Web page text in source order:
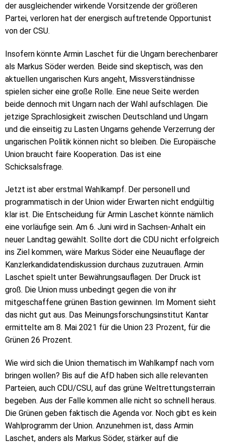
der ausgleichender wirkende Vorsitzende der größeren
Partei, verloren hat der energisch auftretende Opportunist
von der CSU.
Insofern könnte Armin Laschet für die Ungarn berechenbarer
als Markus Söder werden. Beide sind skeptisch, was den
aktuellen ungarischen Kurs angeht, Missverständnisse
spielen sicher eine große Rolle. Eine neue Seite werden
beide dennoch mit Ungarn nach der Wahl aufschlagen. Die
jetzige Sprachlosigkeit zwischen Deutschland und Ungarn
und die einseitig zu Lasten Ungarns gehende Verzerrung der
ungarischen Politik können nicht so bleiben. Die Europäische
Union braucht faire Kooperation. Das ist eine
Schicksalsfrage.
Jetzt ist aber erstmal Wahlkampf. Der personell und
programmatisch in der Union wider Erwarten nicht endgültig
klar ist. Die Entscheidung für Armin Laschet könnte nämlich
eine vorläufige sein. Am 6. Juni wird in Sachsen-Anhalt ein
neuer Landtag gewählt. Sollte dort die CDU nicht erfolgreich
ins Ziel kommen, wäre Markus Söder eine Neuauflage der
Kanzlerkandidatendiskussion durchaus zuzutrauen. Armin
Laschet spielt unter Bewährungsauflagen. Der Druck ist
groß. Die Union muss unbedingt gegen die von ihr
mitgeschaffene grünen Bastion gewinnen. Im Moment sieht
das nicht gut aus. Das Meinungsforschungsinstitut Kantar
ermittelte am 8. Mai 2021 für die Union 23 Prozent, für die
Grünen 26 Prozent.
Wie wird sich die Union thematisch im Wahlkampf nach vorn
bringen wollen? Bis auf die AfD haben sich alle relevanten
Parteien, auch CDU/CSU, auf das grüne Weltrettungsterrain
begeben. Aus der Falle kommen alle nicht so schnell heraus.
Die Grünen geben faktisch die Agenda vor. Noch gibt es kein
Wahlprogramm der Union. Anzunehmen ist, dass Armin
Laschet, anders als Markus Söder, stärker auf die